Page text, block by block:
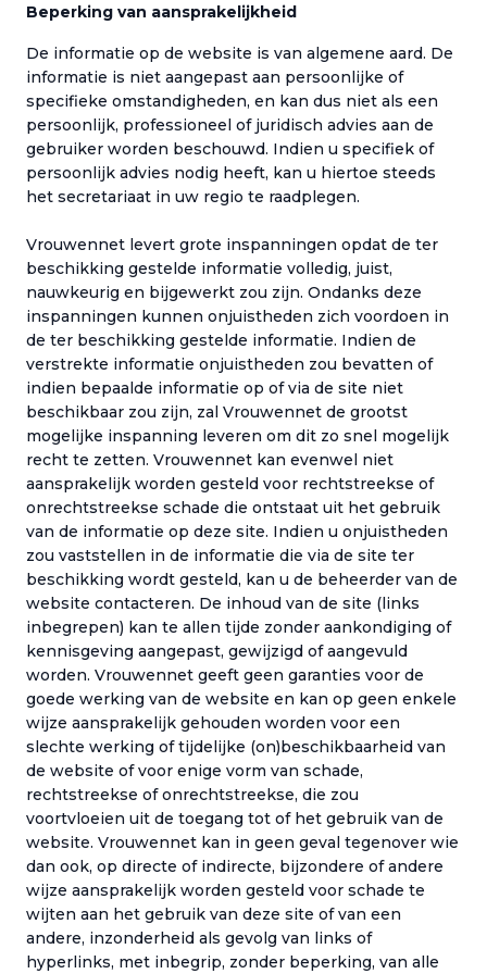
Beperking van aansprakelijkheid
De informatie op de website is van algemene aard. De
informatie is niet aangepast aan persoonlijke of
specifieke omstandigheden, en kan dus niet als een
persoonlijk, professioneel of juridisch advies aan de
gebruiker worden beschouwd. Indien u specifiek of
persoonlijk advies nodig heeft, kan u hiertoe steeds
het secretariaat in uw regio te raadplegen.
Vrouwennet levert grote inspanningen opdat de ter
beschikking gestelde informatie volledig, juist,
nauwkeurig en bijgewerkt zou zijn. Ondanks deze
inspanningen kunnen onjuistheden zich voordoen in
de ter beschikking gestelde informatie. Indien de
verstrekte informatie onjuistheden zou bevatten of
indien bepaalde informatie op of via de site niet
beschikbaar zou zijn, zal Vrouwennet de grootst
mogelijke inspanning leveren om dit zo snel mogelijk
recht te zetten. Vrouwennet kan evenwel niet
aansprakelijk worden gesteld voor rechtstreekse of
onrechtstreekse schade die ontstaat uit het gebruik
van de informatie op deze site. Indien u onjuistheden
zou vaststellen in de informatie die via de site ter
beschikking wordt gesteld, kan u de beheerder van de
website contacteren. De inhoud van de site (links
inbegrepen) kan te allen tijde zonder aankondiging of
kennisgeving aangepast, gewijzigd of aangevuld
worden. Vrouwennet geeft geen garanties voor de
goede werking van de website en kan op geen enkele
wijze aansprakelijk gehouden worden voor een
slechte werking of tijdelijke (on)beschikbaarheid van
de website of voor enige vorm van schade,
rechtstreekse of onrechtstreekse, die zou
voortvloeien uit de toegang tot of het gebruik van de
website. Vrouwennet kan in geen geval tegenover wie
dan ook, op directe of indirecte, bijzondere of andere
wijze aansprakelijk worden gesteld voor schade te
wijten aan het gebruik van deze site of van een
andere, inzonderheid als gevolg van links of
hyperlinks, met inbegrip, zonder beperking, van alle